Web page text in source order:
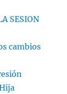
SESION
cambios